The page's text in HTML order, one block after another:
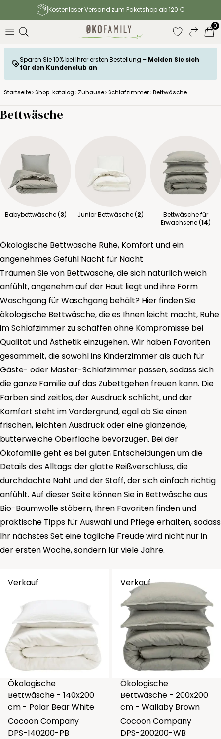
Kostenloser Versand zum Paketshop ab 120 €
0
Sparen Sie 10% bei Ihrer ersten Bestellung – Melden Sie sich
für den Kundenclub an
Startseite Shop-katalog Zuhause Schlafzimmer Bettwäsche
Bettwäsche
Babybettwäsche (3) Junior Bettwäsche (2)
Bettwäsche für
Erwachsene (14)
Ökologische Bettwäsche Ruhe, Komfort und ein
angenehmes Gefühl Nacht für Nacht
Träumen Sie von Bettwäsche, die sich natürlich weich
anfühlt, angenehm auf der Haut liegt und ihre Form
Waschgang für Waschgang behält? Hier finden Sie
ökologische Bettwäsche, die es Ihnen leicht macht, Ruhe
im Schlafzimmer zu schaffen ohne Kompromisse bei
Qualität und Ästhetik einzugehen. Wir haben Favoriten
gesammelt, die sowohl ins Kinderzimmer als auch für
Gäste- oder Master-Schlafzimmer passen, sodass sich
die ganze Familie auf das Zubettgehen freuen kann. Die
Farben sind zeitlos, der Ausdruck schlicht, und der
Komfort steht im Vordergrund, egal ob Sie einen
frischen, leichten Ausdruck oder eine glänzende,
butterweiche Oberfläche bevorzugen. Bei der
Ökofamilie geht es bei guten Entscheidungen um die
Details des Alltags: der glatte Reißverschluss, die
durchdachte Naht und der Stoff, der sich einfach richtig
anfühlt. Auf dieser Seite können Sie in Bettwäsche aus
Bio-Baumwolle stöbern, Ihren Favoriten finden und
praktische Tipps für Auswahl und Pflege erhalten, sodass
Ihr nächstes Set eine tägliche Freude wird nicht nur in
der ersten Woche, sondern für viele Jahre.
Verkauf
Ökologische
Bettwäsche - 140x200
cm - Polar Bear White
Cocoon Company
DPS-140200-PB
Verkauf
Ökologische
Bettwäsche - 200x200
cm - Wallaby Brown
Cocoon Company
DPS-200200-WB